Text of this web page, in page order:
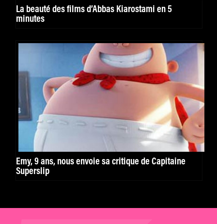
La beauté des films d’Abbas Kiarostami en 5
minutes
Emy, 9 ans, nous envoie sa critique de Capitaine
Superslip